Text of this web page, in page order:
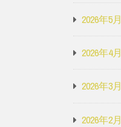
2026年5月
2026年4月
2026年3月
2026年2月